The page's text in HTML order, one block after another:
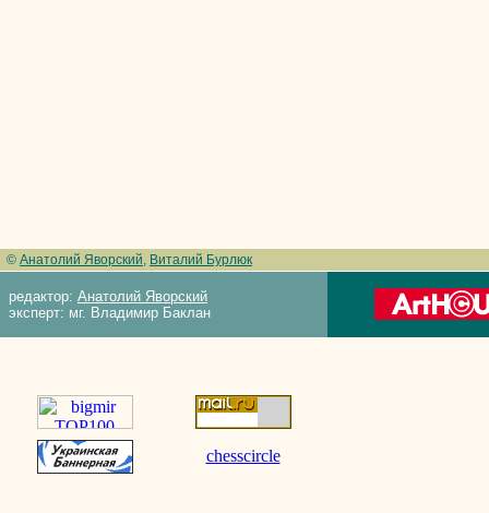
© Анатолий Яворский, Виталий Бурлюк
редактор: Анатолий Яворский
эксперт: мг. Владимир Баклан
chesscircle